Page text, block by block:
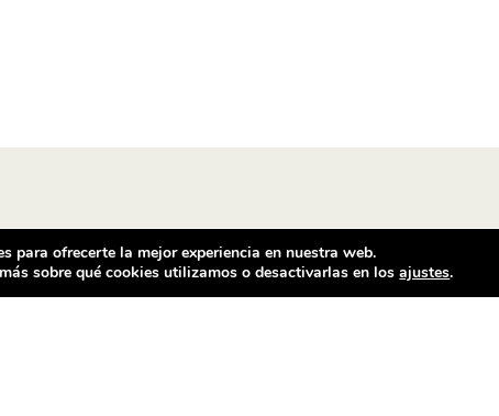
para ofrecerte la mejor experiencia en nuestra web.
sobre qué cookies utilizamos o desactivarlas en losajustes.